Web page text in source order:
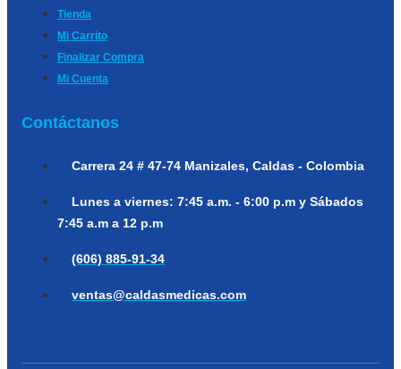
Tienda
Mi Carrito
Finalizar Compra
Mi Cuenta
Contáctanos
Carrera 24 # 47-74 Manizales, Caldas - Colombia
Lunes a viernes: 7:45 a.m. - 6:00 p.m y Sábados
7:45 a.m a 12 p.m
(606) 885-91-34
ventas@caldasmedicas.com